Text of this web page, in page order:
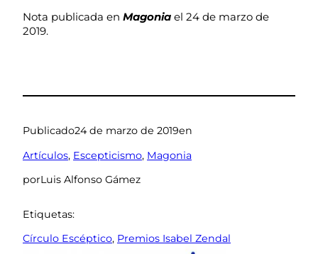
Nota publicada en Magonia el 24 de marzo de
2019.
Publicado24 de marzo de 2019en
Artículos, Escepticismo, Magonia
porLuis Alfonso Gámez
Etiquetas:
Círculo Escéptico, Premios Isabel Zendal